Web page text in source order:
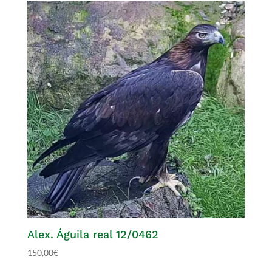
Alex. Águila real 12/0462
150,00€